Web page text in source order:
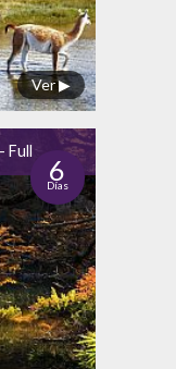
Ver ▶
Full
6
Días